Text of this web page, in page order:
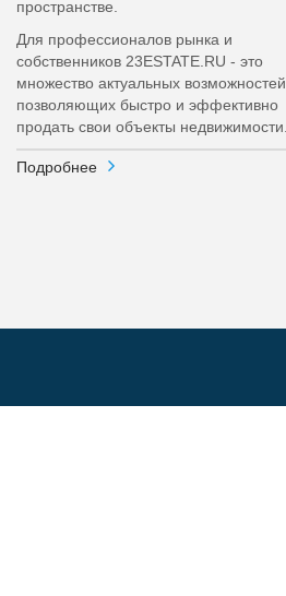
пространстве.
Для профессионалов рынка и
собственников 23ESTATE.RU - это
множество актуальных возможностей,
позволяющих быстро и эффективно
продать свои объекты недвижимости.
Подробнее